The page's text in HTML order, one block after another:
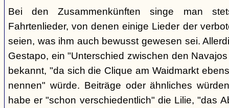
Bei den Zusammenkünften singe man
Fahrtenlieder, von denen einige Lieder der
seien, was ihm auch bewusst gewesen sei.
Gestapo, ein "Unterschied zwischen den
bekannt, "da sich die Clique am Waidmarkt
nennen" würde. Beiträge oder ähnliches
habe er "schon verschiedentlich" die Lilie, "das